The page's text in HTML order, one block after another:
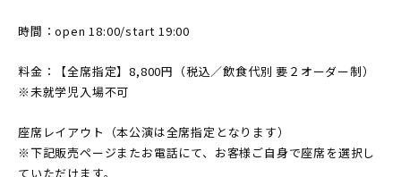
時間：open 18:00/start 19:00
料金：【全席指定】8,800円（税込／飲食代別 要２オーダー制）
※未就学児入場不可
座席レイアウト（本公演は全席指定となります）
※下記販売ページまたお電話にて、お客様ご自身で座席を選択し
ていただけます。